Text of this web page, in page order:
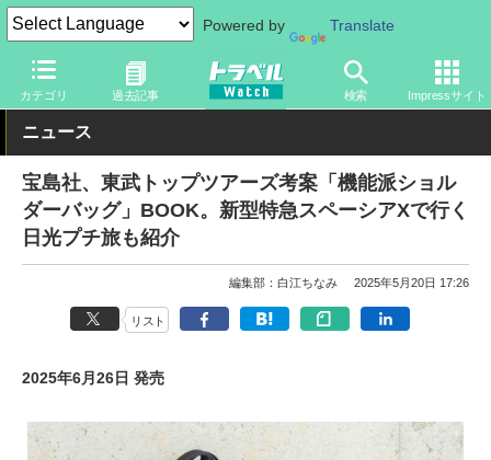
Powered by Translate
カテゴリ 過去記事 検索 Impressサイト
トラベル Watch 旅のアイテム 旅行グッズ バッグ
ニュース
宝島社、東武トップツアーズ考案「機能派ショル
ダーバッグ」BOOK。新型特急スペーシアXで行く
日光プチ旅も紹介
編集部：白江ちなみ 2025年5月20日 17:26
リスト
2025年6月26日 発売